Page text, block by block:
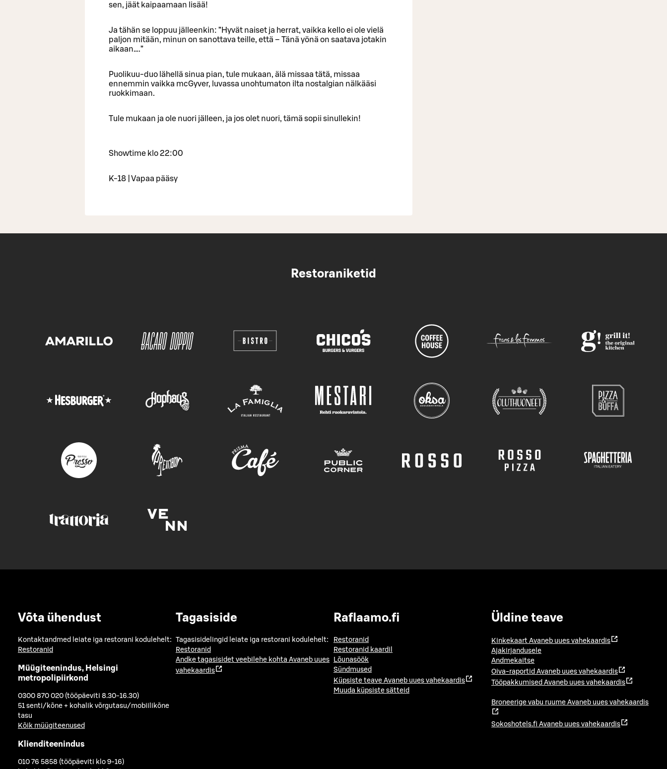
sen, jäät kaipaamaan lisää!
Ja tähän se loppuu jälleenkin: ”Hyvät naiset ja herrat, vaikka kello ei ole vielä
paljon mitään, minun on sanottava teille, että – Tänä yönä on saatava jotakin
aikaan….”
Puolikuu-duo lähellä sinua pian, tule mukaan, älä missaa tätä, missaa
ennemmin vaikka mcGyver, luvassa unohtumaton ilta nostalgian nälkääsi
ruokkimaan.
Tule mukaan ja ole nuori jälleen, ja jos olet nuori, tämä sopii sinullekin!
Showtime klo 22:00
K-18 | Vapaa pääsy
Restoraniketid
Võta ühendust
Kontaktandmed leiate iga restorani kodulehelt:
Restoranid
Müügiteenindus, Helsingi
metropolipiirkond
0300 870 020 (tööpäeviti 8.30-16.30)
51 senti/kõne + kohalik võrgutasu/mobiilikõne
tasu
Kõik müügiteenused
Klienditeenindus
010 76 5858 (tööpäeviti klo 9-16)
Tagasiside
Tagasisidelingid leiate iga restorani kodulehelt:
Restoranid
Andke tagasisidet veebilehe kohta Avaneb uues
vahekaardis
Raflaamo.fi
Restoranid
Restoranid kaardil
Lõunasöök
Sündmused
Küpsiste teave Avaneb uues vahekaardis
Muuda küpsiste sätteid
Üldine teave
Kinkekaart Avaneb uues vahekaardis
Ajakirjandusele
Andmekaitse
Oiva-raportid Avaneb uues vahekaardis
Tööpakkumised Avaneb uues vahekaardis
Broneerige vabu ruume Avaneb uues vahekaardis
Sokoshotels.fi Avaneb uues vahekaardis